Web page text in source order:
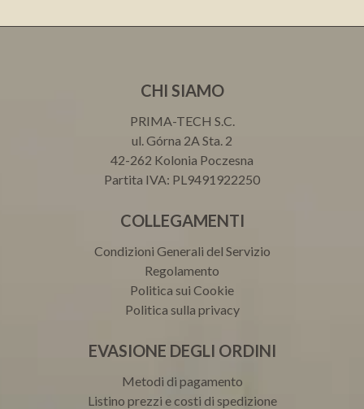
CHI SIAMO
PRIMA-TECH S.C.
ul. Górna 2A Sta. 2
42-262 Kolonia Poczesna
Partita IVA: PL9491922250
COLLEGAMENTI
Condizioni Generali del Servizio
Regolamento
Politica sui Cookie
Politica sulla privacy
EVASIONE DEGLI ORDINI
Metodi di pagamento
Listino prezzi e costi di spedizione